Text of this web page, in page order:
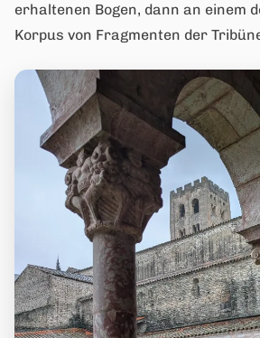
erhaltenen Bogen, dann an einem
Korpus von Fragmenten der